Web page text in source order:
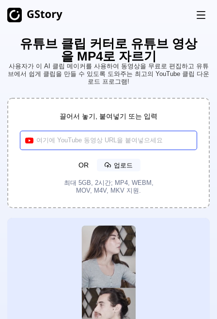
제품
AI 생성
AI 이미지를 비디오로
AI 비디오 생성기 무제한
비디오 툴킷
비디오 번역기
AI 클립 제작기
비디오 배경 제거기
무제한
가격 책정
무료 크레딧
역사
유튜브 클립 커터로 유튜브 영상
을 MP4로 자르기
사용자가 이 AI 클립 메이커를 사용하여 동영상을 무료로 편집하고 유튜
브에서 쉽게 클립을 만들 수 있도록 도와주는 최고의 YouTube 클립 다운
로드 프로그램!
끌어서 놓기, 붙여넣기 또는 입력
OR 업로드
최대 5GB, 2시간; MP4, WEBM,
MOV, M4V, MKV 지원.